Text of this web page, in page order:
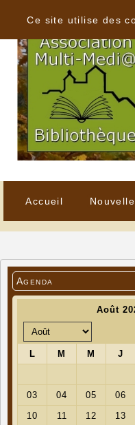
Accueil
Agenda
Ce site utilise des